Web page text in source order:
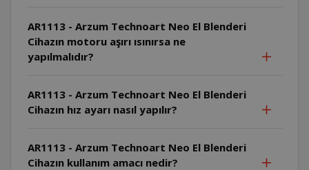
AR1113 - Arzum Technoart Neo El Blenderi
Cihazın motoru aşırı ısınırsa ne
yapılmalıdır?
AR1113 - Arzum Technoart Neo El Blenderi
Cihazın hız ayarı nasıl yapılır?
AR1113 - Arzum Technoart Neo El Blenderi
Cihazın kullanım amacı nedir?